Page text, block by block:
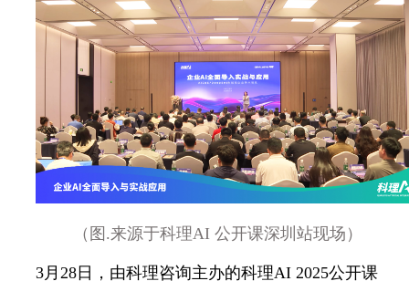
（图.来源于科理AI 公开课深圳站现场）
3月28日，由科理咨询主办的科理AI 2025公开课